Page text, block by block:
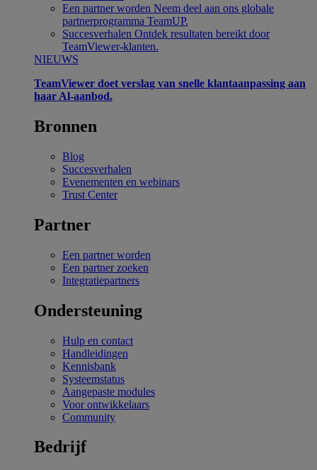
Een partner worden Neem deel aan ons globale
partnerprogramma TeamUP.
Succesverhalen Ontdek resultaten bereikt door
TeamViewer-klanten.
NIEUWS
TeamViewer doet verslag van snelle klantaanpassing aan
haar Al-aanbod.
Bronnen
Blog
Succesverhalen
Evenementen en webinars
Trust Center
Partner
Een partner worden
Een partner zoeken
Integratiepartners
Ondersteuning
Hulp en contact
Handleidingen
Kennisbank
Systeemstatus
Aangepaste modules
Voor ontwikkelaars
Community
Bedrijf